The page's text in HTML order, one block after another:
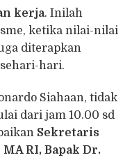
kerja. Inilah
ketika nilai-nilai
diterapkan
hari.
Siahaan, tidak
dari jam 10.00 sd
Sekretaris
RI, Bapak Dr.